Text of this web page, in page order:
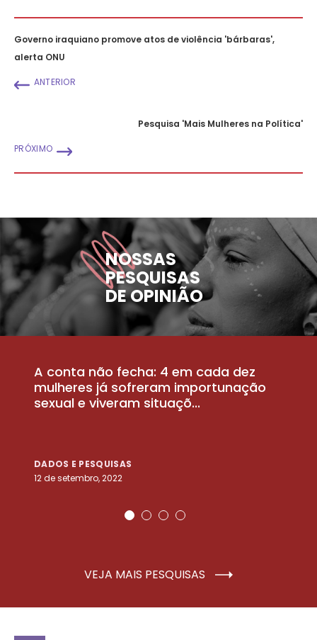
Governo iraquiano promove atos de violência 'bárbaras',
alerta ONU
ANTERIOR
Pesquisa 'Mais Mulheres na Política'
PRÓXIMO
NOSSAS
PESQUISAS
DE OPINIÃO
A conta não fecha: 4 em cada dez
mulheres já sofreram importunação
sexual e viveram situaçõ...
DADOS E PESQUISAS
12 de setembro, 2022
VEJA MAIS PESQUISAS